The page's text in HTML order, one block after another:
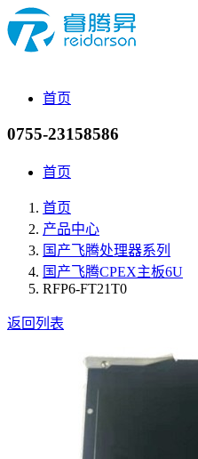
首页
0755-23158586
首页
首页
产品中心
国产飞腾处理器系列
国产飞腾CPEX主板6U
RFP6-FT21T0
返回列表